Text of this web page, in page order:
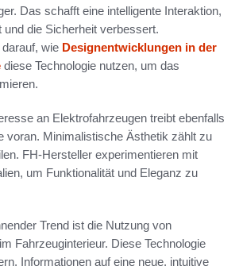
Das schafft eine intelligente Interaktion,
und die Sicherheit verbessert.
wie Designentwicklungen in der
diese Technologie nutzen, um das
an Elektrofahrzeugen treibt ebenfalls
voran. Minimalistische Ästhetik zählt zu
FH-Hersteller experimentieren mit
um Funktionalität und Eleganz zu
Trend ist die Nutzung von
Fahrzeuginterieur. Diese Technologie
Informationen auf eine neue, intuitive